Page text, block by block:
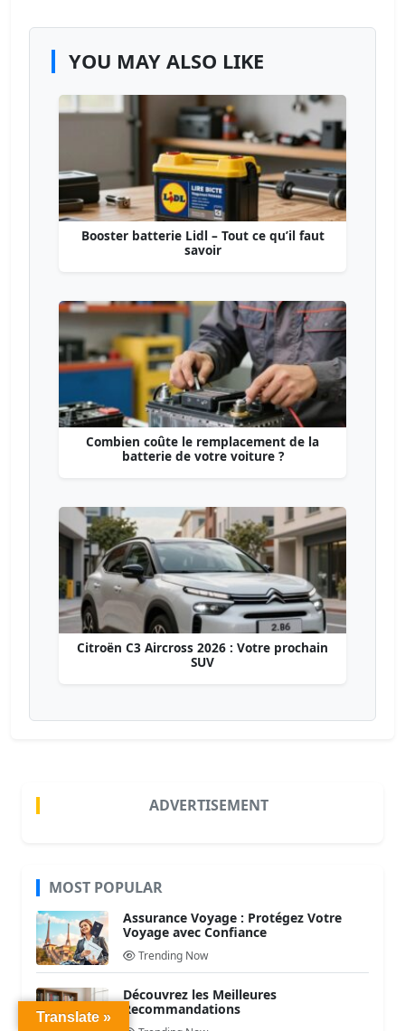
YOU MAY ALSO LIKE
Booster batterie Lidl – Tout ce qu’il faut
savoir
Combien coûte le remplacement de la
batterie de votre voiture ?
Citroën C3 Aircross 2026 : Votre prochain
SUV
ADVERTISEMENT
MOST POPULAR
Assurance Voyage : Protégez Votre
Voyage avec Confiance
Trending Now
Découvrez les Meilleures
Recommandations
Translate »